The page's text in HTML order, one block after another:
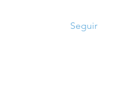
Seguir